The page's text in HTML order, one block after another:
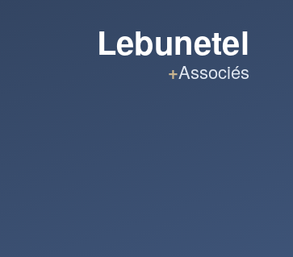
Lebunetel
+Associés